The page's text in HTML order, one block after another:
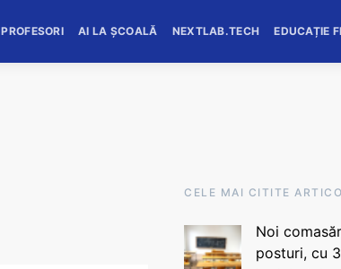
PROFESORI AI LA ȘCOALĂ NEXTLAB.TECH EDUCAȚIE
CELE MAI CITITE
Noi
posturi, cu